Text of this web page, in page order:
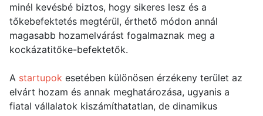
minél kevésbé biztos, hogy sikeres lesz és a
tőkebefektetés megtérül, érthető módon annál
magasabb hozamelvárást fogalmaznak meg a
kockázatitőke-befektetők.
A startupok esetében különösen érzékeny terület az
elvárt hozam és annak meghatározása, ugyanis a
fiatal vállalatok kiszámíthatatlan, de dinamikus